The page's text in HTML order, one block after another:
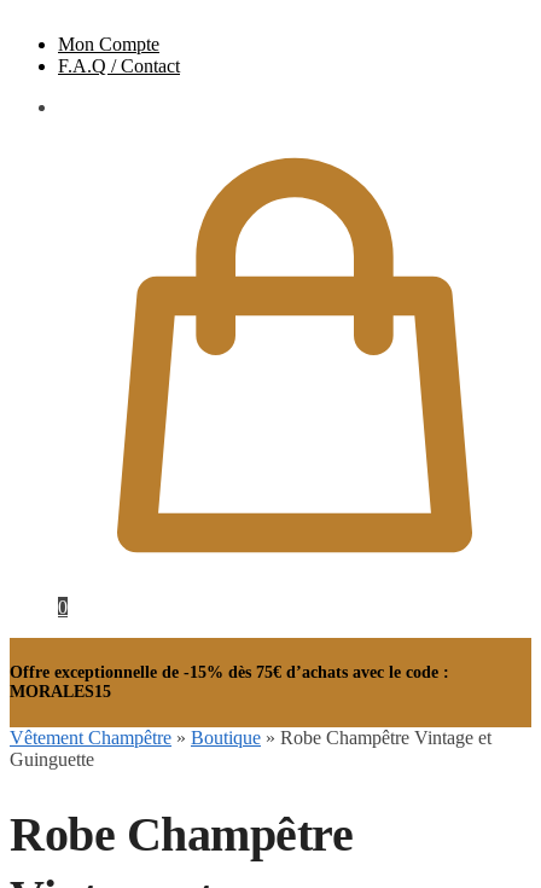
Mon Compte
F.A.Q / Contact
0
Offre exceptionnelle de -15% dès 75€ d’achats avec le code :
MORALES15
Vêtement Champêtre » Boutique » Robe Champêtre Vintage et
Guinguette
Robe Champêtre